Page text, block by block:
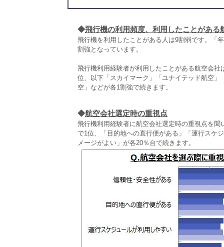
◆飛行機の利用頻度、利用したことがある
飛行機を利用したことがある人は9割弱です。「
割強となっています。
飛行機利用経験者が利用したことがある航空会
位、以下「スカイマーク」「ユナイテッド航空
空」などが各1割強で続きます。
◆航空会社選定時の重視点
飛行機利用経験者に航空会社選定時の重視点を
で1位、「目的地への直行便がある」「運行スケ
メージがよい」が各20％台で続きます。